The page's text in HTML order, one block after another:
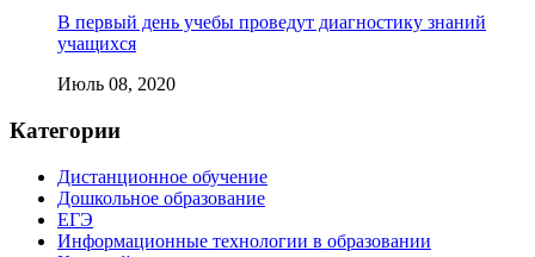
В первый день учебы проведут диагностику знаний
учащихся
Июль 08, 2020
Категории
Дистанционное обучение
Дошкольное образование
ЕГЭ
Информационные технологии в образовании